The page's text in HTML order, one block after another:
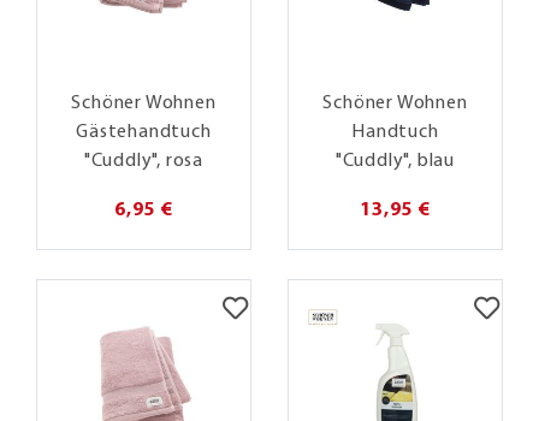
Schöner Wohnen
Gästehandtuch
"Cuddly", rosa
6,95 €
Schöner Wohnen
Handtuch
"Cuddly", blau
13,95 €